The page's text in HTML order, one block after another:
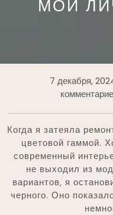
МОЙ
7 декабря,
Когда я затеяла
цветовой гаммой.
современный
не выходил из
вариантов‚ я
черного. Оно